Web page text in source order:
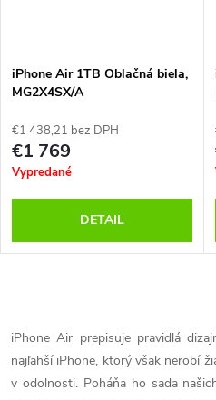
iPhone Air 1TB Oblačná biela,
MG2X4SX/A
€1 438,21 bez DPH
€1 769
Vypredané
DETAIL
v
l
iPhone Air prepisuje pravidlá
najľahší iPhone, ktorý však nerobí
v odolnosti. Poháňa ho sada